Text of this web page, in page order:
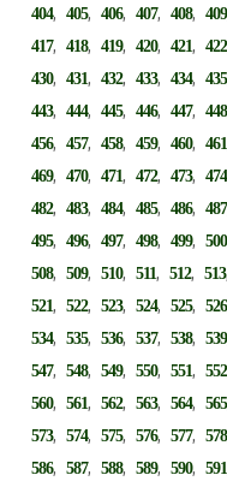
404,405,406,407,408,409
417,418,419,420,421,422
430,431,432,433,434,435
443,444,445,446,447,448
456,457,458,459,460,461
469,470,471,472,473,474
482,483,484,485,486,487
495,496,497,498,499,500
508,509,510,511,512,513
521,522,523,524,525,526
534,535,536,537,538,539
547,548,549,550,551,552
560,561,562,563,564,565
573,574,575,576,577,578
586,587,588,589,590,591